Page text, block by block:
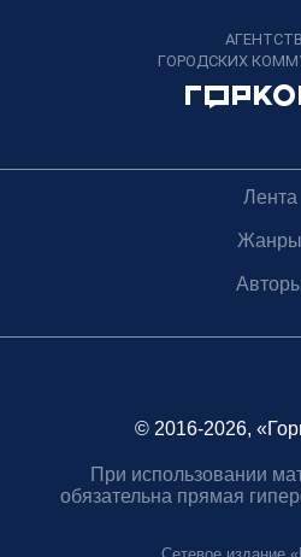
ГОРОДСКИХ
Лента
Жанры
© 2016-2026,
При использовании
обязательна прямая